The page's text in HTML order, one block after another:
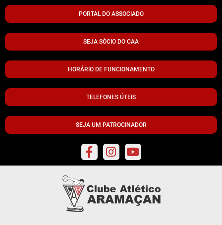
PORTAL DO ASSOCIADO
SEJA SÓCIO DO CAA
HORÁRIO DE FUNCIONAMENTO
TELEFONES ÚTEIS
SEJA UM PATROCINADOR